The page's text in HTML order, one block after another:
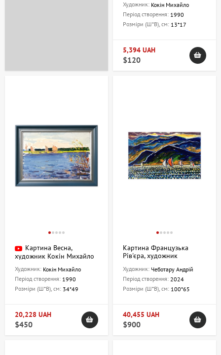
Художник: Кокін Михайло
Період створення: 1990
Розміри (Ш*В), см: 13*17
5,394 UAH
$120
Картина Весна,
художник Кокін Михайло
Художник: Кокін Михайло
Період створення: 1990
Розміри (Ш*В), см: 34*49
20,228 UAH
$450
Картина Французька
Рів'єра, художник
Художник: Чеботару Андрій
Період створення: 2024
Розміри (Ш*В), см: 100*65
40,455 UAH
$900